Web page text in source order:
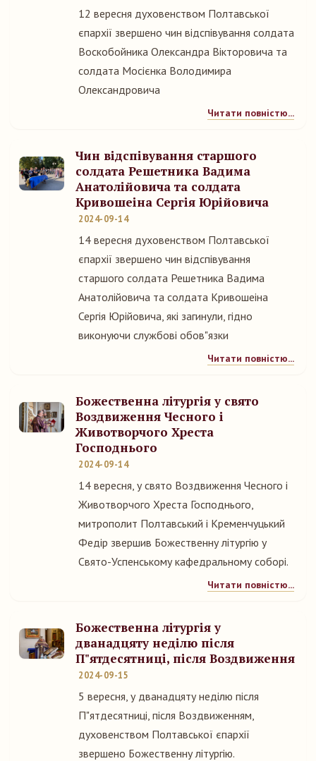
12 вересня духовенством Полтавської
єпархії звершено чин відспівування солдата
Воскобойника Олександра Вікторовича та
солдата Мосієнка Володимира
Олександровича
Читати повністю...
Чин відспівування старшого
солдата Решетника Вадима
Анатолійовича та солдата
Кривошеіна Сергія Юрійовича
2024-09-14
14 вересня духовенством Полтавської
єпархії звершено чин відспівування
старшого солдата Решетника Вадима
Анатолійовича та солдата Кривошеіна
Сергія Юрійовича, які загинули, гідно
виконуючи службові обов"язки
Читати повністю...
Божественна літургія у свято
Воздвиження Чесного і
Животворчого Хреста
Господнього
2024-09-14
14 вересня, у свято Воздвиження Чесного і
Животворчого Хреста Господнього,
митрополит Полтавський і Кременчуцький
Федір звершив Божественну літургію у
Свято-Успенському кафедральному соборі.
Читати повністю...
Божественна літургія у
дванадцяту неділю після
П"ятдесятниці, після Воздвиження
2024-09-15
5 вересня, у дванадцяту неділю після
П"ятдесятниці, після Воздвиженням,
духовенством Полтавської єпархії
звершено Божественну літургію.